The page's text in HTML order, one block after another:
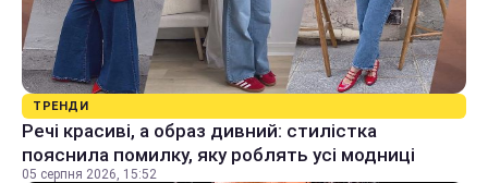
ТРЕНДИ
Речі красиві, а образ дивний: стилістка
пояснила помилку, яку роблять усі модниці
05 серпня 2026, 15:52